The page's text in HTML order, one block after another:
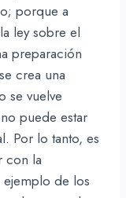
porque a
ley sobre el
preparación
crea una
se vuelve
puede estar
Por lo tanto, es
con la
de los